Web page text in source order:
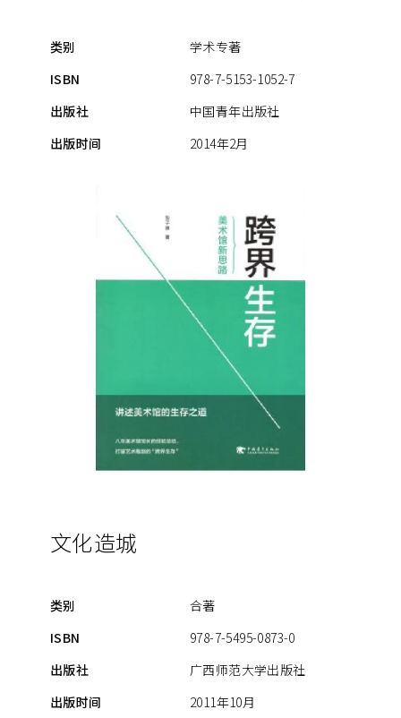
类别
学术专著
ISBN
978-7-5153-1052-7
出版社
中国青年出版社
出版时间
2014年2月
文化造城
类别
合著
ISBN
978-7-5495-0873-0
出版社
广西师范大学出版社
出版时间
2011年10月